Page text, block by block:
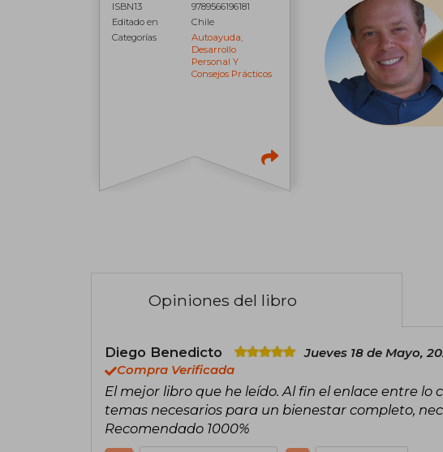
ISBN13
9789566196181
Editado en
Chile
Categorías
Autoayuda,
Desarrollo
Personal Y
Consejos Prácticos
Opiniones del libro
Diego Benedicto
Jueves 18 de Mayo,
Compra Verificada
El mejor libro que he leído. Al fin el enlace entre lo
temas necesarios para un bienestar completo,
Recomendado 1000%